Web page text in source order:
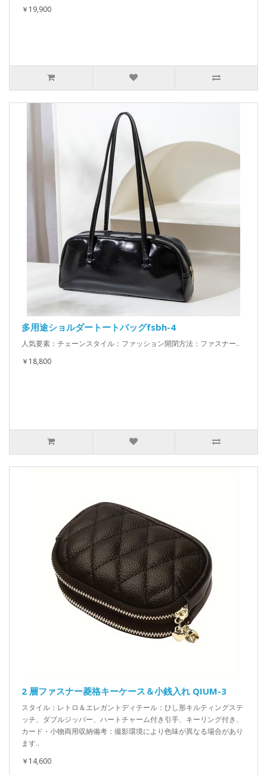
￥19,900
多用途ショルダートートバッグfsbh-4
人気要素：チェーンスタイル：ファッション開閉方法：ファスナー..
￥18,800
2 層ファスナー菱格キーケース＆小銭入れ QIUM-3
スタイル：レトロ＆エレガントディテール：ひし形キルティングステ
ッチ、ダブルジッパー、ハートチャーム付き引手、キーリング付き、
カード・小物両用収納備考：撮影環境により色味が異なる場合があり
ます..
￥14,600